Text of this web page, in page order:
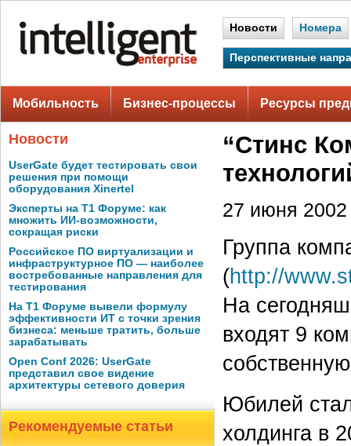
Новости Номера
Перспективные
Мобильность Бизнес-процессы Ресурсы
Новости
UserGate будет тестировать свои
решения при помощи
оборудования Xinertel
Эксперты на Т1 Форуме: как
множить ИИ-возможности,
сокращая риски
Российское ПО виртуализации и
инфраструктурное ПО — наиболее
востребованные направления для
тестирования
На Т1 Форуме вывели формулу
эффективности ИТ с точки зрения
бизнеса: меньше тратить, больше
зарабатывать
Open Conf 2026: UserGate
представил свое видение
архитектуры сетевого доверия
Рекомендуемые статьи
“Стинс
27 июня 2002
Группа
(http://
На
входят 9
Юбилей
холдинга в